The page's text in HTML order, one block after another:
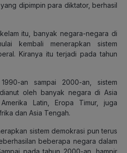
dipimpin para diktator, berhasil
itu, banyak negara-negara di
kembali menerapkan sistem
Kiranya itu terjadi pada tahun
an sampai 2000-an, sistem
oleh banyak negara di Asia
Latin, Eropa Timur, juga
dan Asia Tengah.
sistem demokrasi pun terus
beberapa negara dalam
pada tahun 2000-an, hampir